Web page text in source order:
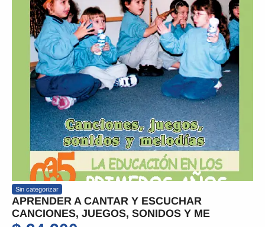
Sin categorizar
APRENDER A CANTAR Y ESCUCHAR
CANCIONES, JUEGOS, SONIDOS Y ME